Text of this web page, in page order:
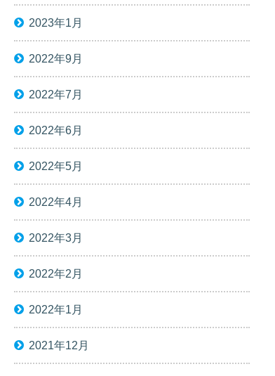
2023年1月
2022年9月
2022年7月
2022年6月
2022年5月
2022年4月
2022年3月
2022年2月
2022年1月
2021年12月